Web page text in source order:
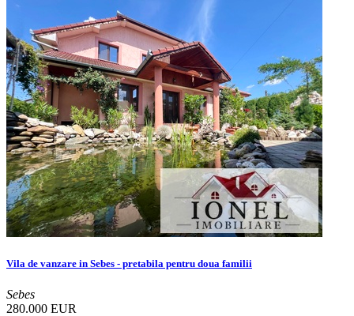
Vila de vanzare in Sebes - pretabila pentru doua familii
Sebes
280.000 EUR